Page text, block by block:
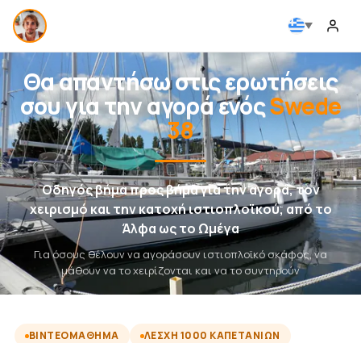
Θα απαντήσω στις ερωτήσεις
σου για την αγορά ενόςSwede
38
Οδηγός βήμα προς βήμα για την αγορά, τον
χειρισμό και την κατοχή ιστιοπλοϊκού, από το
Άλφα ως το Ωμέγα
Για όσους θέλουν να αγοράσουν ιστιοπλοϊκό σκάφος, να
μάθουν να το χειρίζονται και να το συντηρούν
ΒΙΝΤΕΟΜΆΘΗΜΑ
ΛΈΣΧΗ 1000 ΚΑΠΕΤΆΝΙΩΝ